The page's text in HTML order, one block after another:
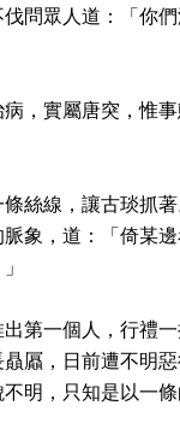
問眾人道：「你
病，實屬唐突，惟
絲線，讓古琰抓著
象，道：「倚某
第一個人，行禮
屭，日前遭不明
明，只知是以一